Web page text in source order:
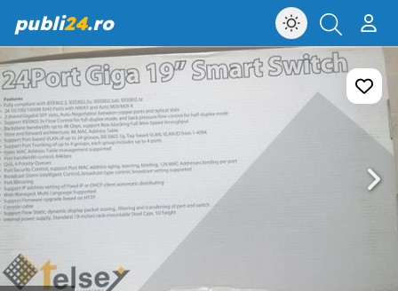
publi24.ro